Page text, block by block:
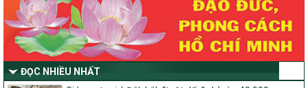
Thông tư Hướng dẫn thực hiện một số nội dung Chương trình
mục tiêu quốc gia xây dựng nông thôn mới, giảm nghèo bền
vững và phát triển kinh tế – xã hội vùng đồng bào dân tộc thiểu
số và miền núi giai đoạn 2026-2030 thuộc phạm vi quản lý nhà
nước của Bộ Nông nghiệp và Môi trường
Quyết định số: 26/2026/QĐ-TTg
ĐỌC NHIỀU NHẤT